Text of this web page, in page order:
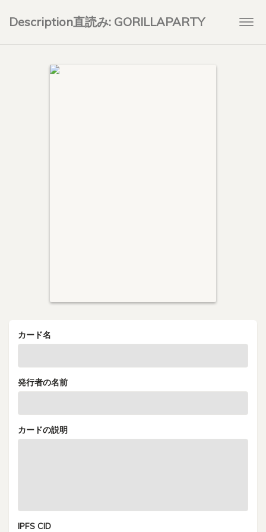
Description直読み: GORILLAPARTY
カード名
発行者の名前
カードの説明
IPFS CID